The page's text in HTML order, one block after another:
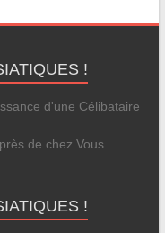
!
d'une Célibataire
de chez Vous
!